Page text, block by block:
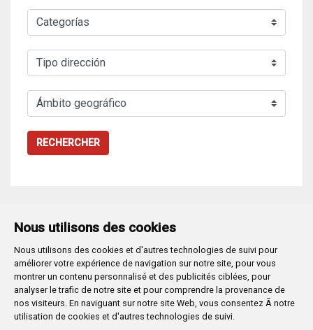
Nous utilisons des cookies
Nous utilisons des cookies et d'autres technologies de suivi pour
améliorer votre expérience de navigation sur notre site, pour vous
montrer un contenu personnalisé et des publicités ciblées, pour
analyser le trafic de notre site et pour comprendre la provenance de
nos visiteurs. En naviguant sur notre site Web, vous consentez Ã notre
utilisation de cookies et d'autres technologies de suivi.
RECHERCHER
Plaza Mayor 1- 09071BURGOS
947 288 800 CIF: P-0906100-C
CONTACTO | AVISOS, QUEJAS Y SUGERENCIAS
CANAL DE DENUNCIAS
MAPA WEB
AVISO LEGAL